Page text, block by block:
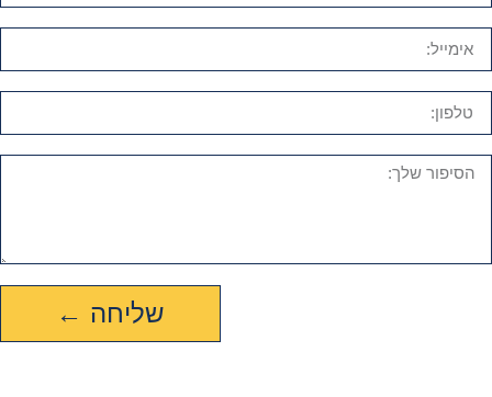
שליחה ←